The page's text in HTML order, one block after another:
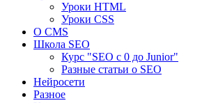
Уроки HTML
Уроки CSS
О CMS
Школа SEO
Курс "SEO c 0 до Junior"
Разные статьи о SEO
Нейросети
Разное